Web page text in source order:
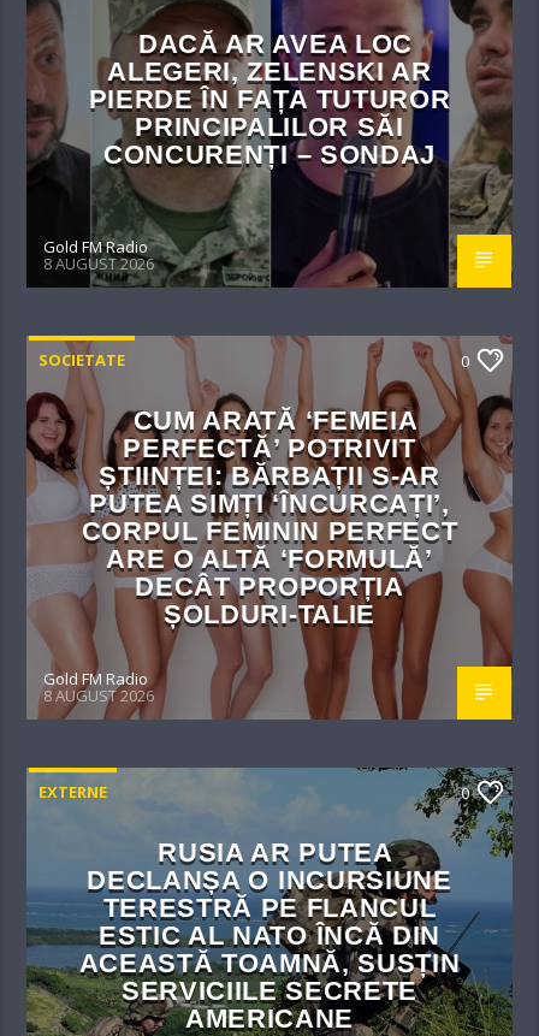
DACĂ AR AVEA LOC
ALEGERI, ZELENSKI AR
PIERDE ÎN FAȚA TUTUROR
PRINCIPALILOR SĂI
CONCURENȚI – SONDAJ
Gold FM Radio
8 AUGUST 2026
SOCIETATE 0
CUM ARATĂ ‘FEMEIA
PERFECTĂ’ POTRIVIT
ȘTIINȚEI: BĂRBAȚII S-AR
PUTEA SIMȚI ‘ÎNCURCAȚI’,
CORPUL FEMININ PERFECT
ARE O ALTĂ ‘FORMULĂ’
DECÂT PROPORȚIA
ȘOLDURI-TALIE
Gold FM Radio
8 AUGUST 2026
EXTERNE 0
RUSIA AR PUTEA
DECLANȘA O INCURSIUNE
TERESTRĂ PE FLANCUL
ESTIC AL NATO ÎNCĂ DIN
ACEASTĂ TOAMNĂ, SUSȚIN
SERVICIILE SECRETE
AMERICANE